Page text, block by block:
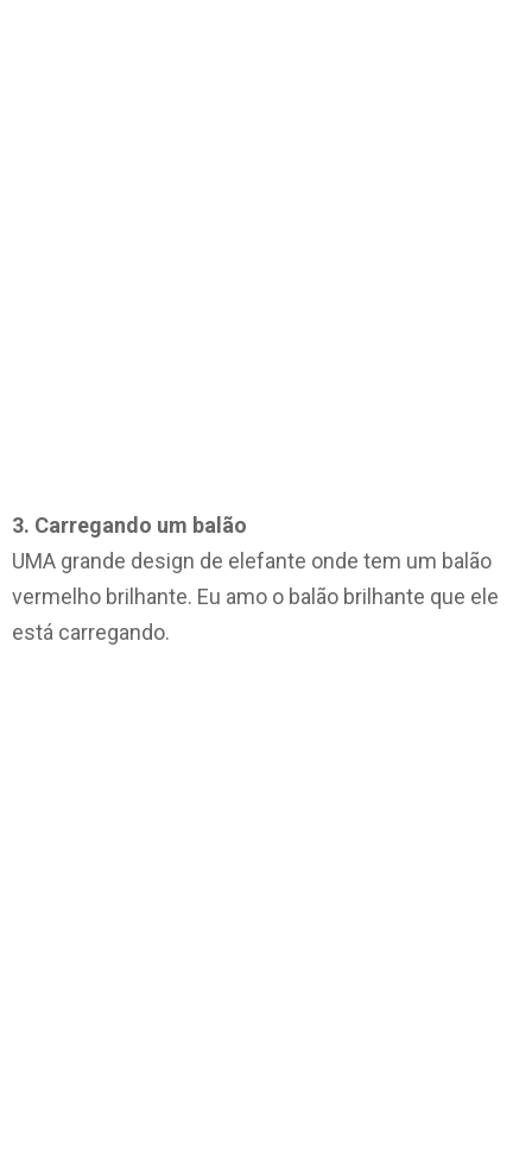
3. Carregando um balão
UMA grande design de elefante onde tem um balão
vermelho brilhante. Eu amo o balão brilhante que ele
está carregando.